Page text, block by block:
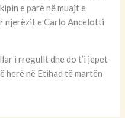
e parë në muajt e
njerëzit e Carlo Ancelotti
i rregullt dhe do t’i jepet
herë në Etihad të martën